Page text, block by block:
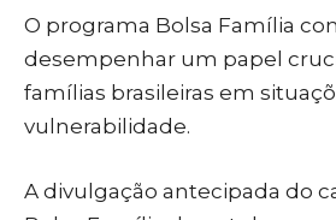
O programa Bolsa Família
desempenhar um papel
famílias brasileiras em
vulnerabilidade.
A divulgação antecipada do